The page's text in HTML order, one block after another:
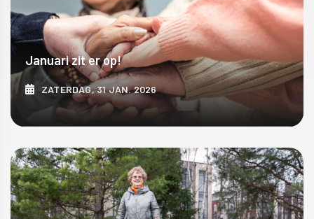
Januari zit er op!
ZATERDAG, 31 JAN. 2026
ONTDEK MEER